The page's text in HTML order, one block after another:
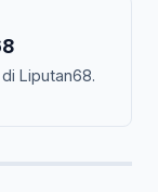
Liputan68.